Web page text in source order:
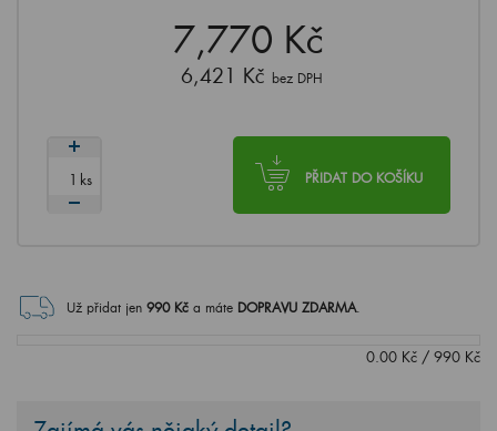
7,770 Kč
6,421 Kč bez DPH
PŘIDAT DO KOŠÍKU
ks
Už přidat jen 990Kč a máte DOPRAVU ZDARMA.
0.00 Kč / 990 Kč